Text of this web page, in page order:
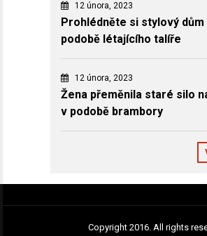
12 února, 2023
Prohlédněte si stylový dům
podobě létajícího talíře
12 února, 2023
Žena přeměnila staré silo
v podobě brambory
Copyright 2016. All rights